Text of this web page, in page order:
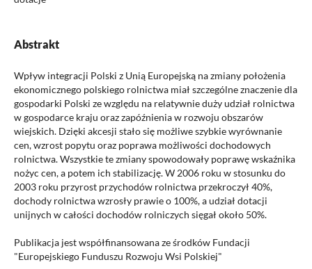
Abstrakt
Wpływ integracji Polski z Unią Europejską na zmiany położenia
ekonomicznego polskiego rolnictwa miał szczególne znaczenie dla
gospodarki Polski ze względu na relatywnie duży udział rolnictwa
w gospodarce kraju oraz zapóźnienia w rozwoju obszarów
wiejskich. Dzięki akcesji stało się możliwe szybkie wyrównanie
cen, wzrost popytu oraz poprawa możliwości dochodowych
rolnictwa. Wszystkie te zmiany spowodowały poprawę wskaźnika
nożyc cen, a potem ich stabilizację. W 2006 roku w stosunku do
2003 roku przyrost przychodów rolnictwa przekroczył 40%,
dochody rolnictwa wzrosły prawie o 100%, a udział dotacji
unijnych w całości dochodów rolniczych sięgał około 50%.
Publikacja jest współfinansowana ze środków Fundacji
"Europejskiego Funduszu Rozwoju Wsi Polskiej"